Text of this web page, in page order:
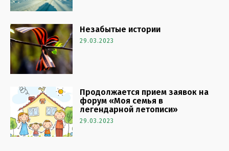
Незабытые истории
29.03.2023
Продолжается прием заявок на
форум «Моя семья в
легендарной летописи»
29.03.2023